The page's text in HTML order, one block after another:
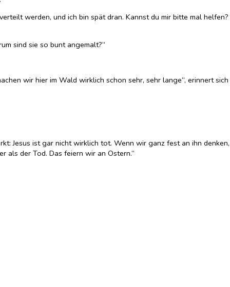
werden, und ich bin spät dran. Kannst du mir bitte mal helfen?
sind sie so bunt angemalt?“
wir hier im Wald wirklich schon sehr, sehr lange“, erinnert sich
Jesus ist gar nicht wirklich tot. Wenn wir ganz fest an ihn denken,
als der Tod. Das feiern wir an Ostern.“